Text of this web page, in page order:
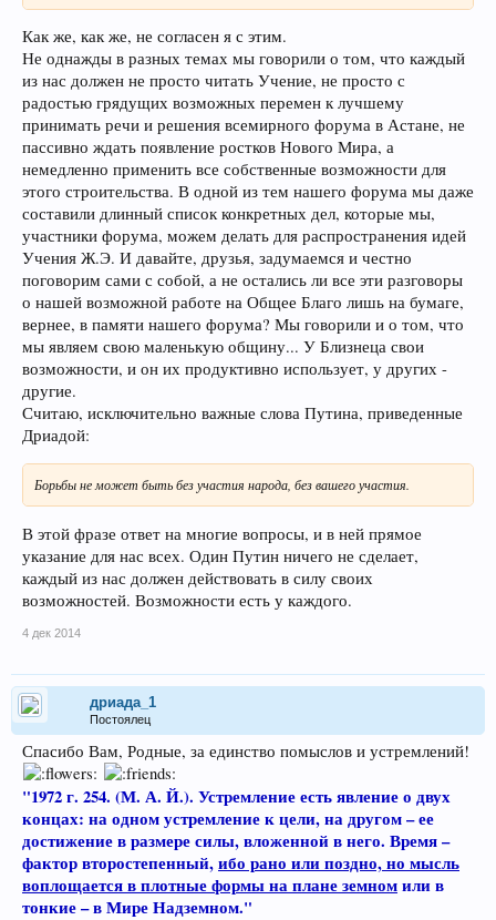
Как же, как же, не согласен я с этим.
Не однажды в разных темах мы говорили о том, что каждый
из нас должен не просто читать Учение, не просто с
радостью грядущих возможных перемен к лучшему
принимать речи и решения всемирного форума в Астане, не
пассивно ждать появление ростков Нового Мира, а
немедленно применить все собственные возможности для
этого строительства. В одной из тем нашего форума мы даже
составили длинный список конкретных дел, которые мы,
участники форума, можем делать для распространения идей
Учения Ж.Э. И давайте, друзья, задумаемся и честно
поговорим сами с собой, а не остались ли все эти разговоры
о нашей возможной работе на Общее Благо лишь на бумаге,
вернее, в памяти нашего форума? Мы говорили и о том, что
мы являем свою маленькую общину... У Близнеца свои
возможности, и он их продуктивно использует, у других -
другие.
Считаю, исключительно важные слова Путина, приведенные
Дриадой:
Борьбы не может быть без участия народа, без вашего участия.
В этой фразе ответ на многие вопросы, и в ней прямое
указание для нас всех. Один Путин ничего не сделает,
каждый из нас должен действовать в силу своих
возможностей. Возможности есть у каждого.
4 дек 2014
дриада_1
Постоялец
Спасибо Вам, Родные, за единство помыслов и устремлений!
"1972 г. 254. (М. А. Й.). Устремление есть явление о двух
концах: на одном устремление к цели, на другом – ее
достижение в размере силы, вложенной в него. Время –
фактор второстепенный,ибо рано или поздно, но мысль
воплощается в плотные формы на плане земномили в
тонкие – в Мире Надземном."